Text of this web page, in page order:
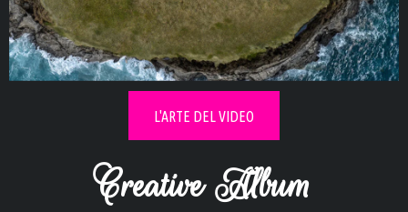
Esplora la collezione video diinnamorati
L'ARTE DEL VIDEO
Creative Album